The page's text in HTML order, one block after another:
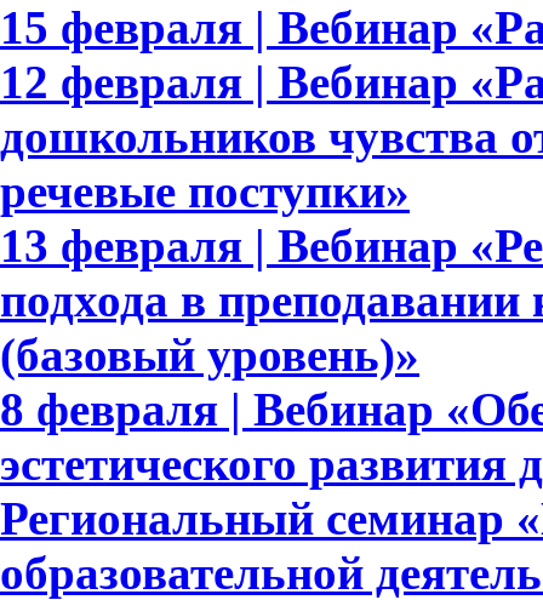
15 февраля | Вебинар
12 февраля | Вебинар
дошкольников чувства
речевые поступки»
13 февраля | Вебинар
подхода в преподавании
(базовый уровень)»
8 февраля | Вебинар
эстетического развития
Региональный семинар
образовательной